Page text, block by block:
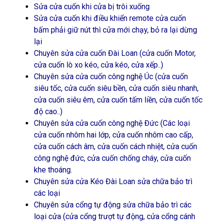
Sửa cửa cuốn khi cửa bị trôi xuống
Sửa cửa cuốn khi điều khiển remote cửa cuốn
bấm phải giữ nút thì cửa mới chạy, bỏ ra lại dừng
lại
Chuyên sửa cửa cuốn Đài Loan (cửa cuốn Motor,
cửa cuốn lò xo kéo, cửa kéo, cửa xếp..)
Chuyên sửa cửa cuốn công nghệ Úc (cửa cuốn
siêu tốc, cửa cuốn siêu bền, cửa cuốn siêu nhanh,
cửa cuốn siêu êm, cửa cuốn tấm liền, cửa cuốn tốc
độ cao..)
Chuyên sửa cửa cuốn công nghệ Đức (Các loại
cửa cuốn nhôm hai lớp, cửa cuốn nhôm cao cấp,
cửa cuốn cách âm, cửa cuốn cách nhiệt, cửa cuốn
công nghệ đức, cửa cuốn chống cháy, cửa cuốn
khe thoáng.
Chuyên sửa cửa Kéo Đài Loan sửa chữa bảo trì
các loại
Chuyên sửa cổng tự động sửa chữa bảo trì các
loại cửa (cửa cổng trượt tự động, cửa cổng cánh